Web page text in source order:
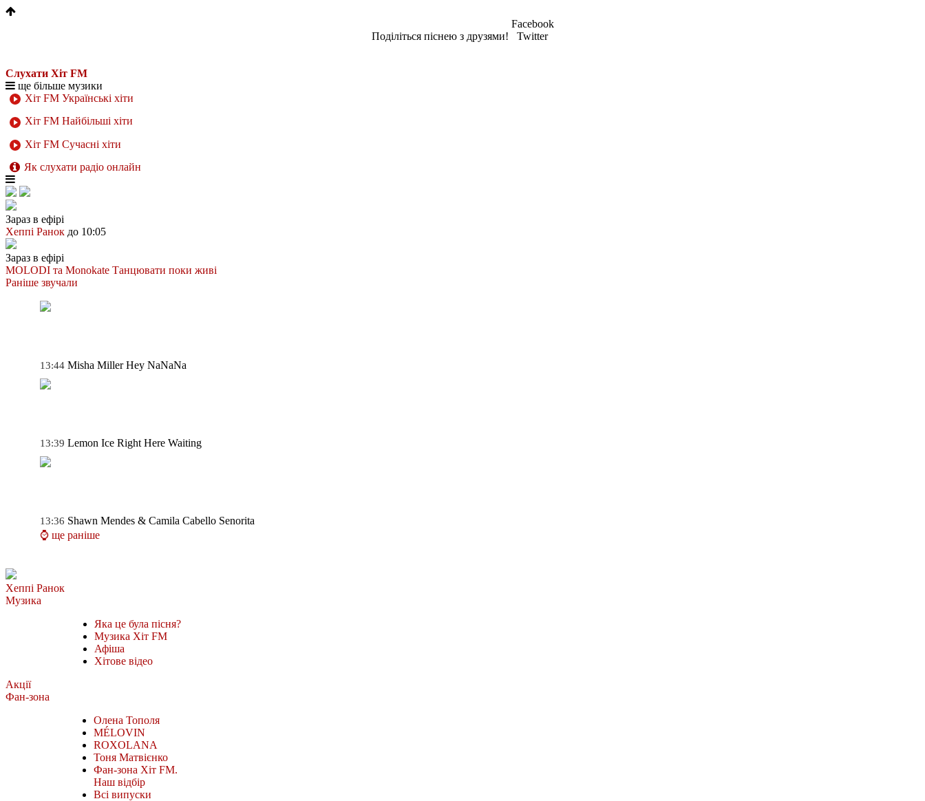
Поділіться піснею з друзями!
Facebook
Twitter
Слухати Хіт FM
ще більше музики
Хіт FM Українські хіти
Хіт FM Найбільші хіти
Хіт FM Сучасні хіти
Як слухати радіо онлайн
Зараз в ефірі
Хеппі Ранок до 10:05
Зараз в ефірі
MOLODI та Monokate Танцювати поки живі
Раніше звучали
13:44 Misha Miller Hey NaNaNa
13:39 Lemon Ice Right Here Waiting
13:36 Shawn Mendes & Camila Cabello Senorita
⌚ ще раніше
Хеппі Ранок
Музика
Яка це була пісня?
Музика Хіт FM
Афіша
Хітове відео
Акції
Фан-зона
Олена Тополя
MÉLOVIN
ROXOLANA
Тоня Матвієнко
Фан-зона Хіт FM.
Наш відбір
Всі випуски